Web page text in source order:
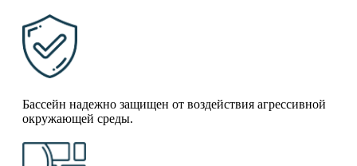
Бассейн надежно защищен от воздействия агрессивной
окружающей среды.